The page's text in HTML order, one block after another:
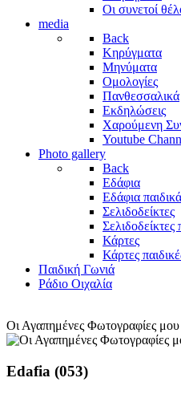
Οι συνετοί
media
Back
Κηρύγματα
Μηνύματα
Ομολογίες
Πανθεσσαλικά
Εκδηλώσεις
Χαρούμενη
Youtube
Photo gallery
Back
Εδάφια
Εδάφια παιδικά
Σελιδοδείκτες
Σελιδοδείκτες
Κάρτες
Κάρτες
Παιδική Γωνιά
Ράδιο Οιχαλία
Οι Αγαπημένες Φωτογραφίες μου
Edafia (053)